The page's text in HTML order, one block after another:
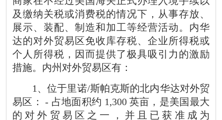
及缴纳关税或消费税的情况下，从事存放、
展示、装配、制造和加工等经营活动。内华
达的对外贸易区免收库存税、企业所得税或
个人所得税，因而提供了极具吸引力的激励
措施。内州对外贸易区有：
1 、位于里诺/斯帕克斯的北内华达对外贸
易区：
- 占地面积约 1,300 英亩，是美国最大
的对外贸易区之一，并且已获准成为